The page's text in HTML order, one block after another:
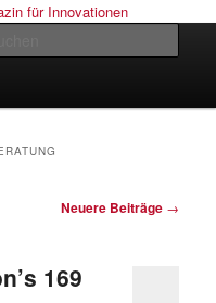
Schweizer
Neuere Beiträge →
169